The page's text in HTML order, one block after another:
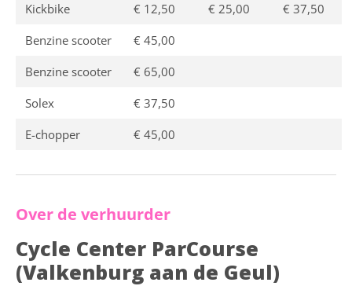
Kickbike
€ 12,50 € 25,00
€ 37,50
Benzine scooter
€ 45,00
Benzine scooter
€ 65,00
Solex
€ 37,50
E-chopper
€ 45,00
Over de verhuurder
Cycle Center ParCourse
(Valkenburg aan de Geul)